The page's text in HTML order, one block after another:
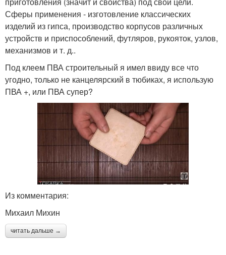
Сферы применения - изготовление классических
изделий из гипса, производство корпусов различных
устройств и приспособлений, футляров, рукояток, узлов,
механизмов и т. д..
Под клеем ПВА строительный я имел ввиду все что
угодно, только не канцелярский в тюбиках, я использую
ПВА +, или ПВА супер?
Из комментария:
Михаил Михин
читать дальше →